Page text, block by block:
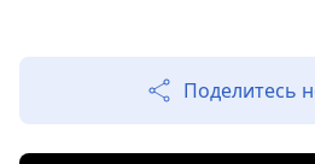
Поделитесь